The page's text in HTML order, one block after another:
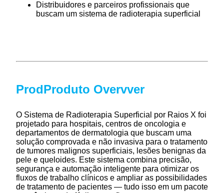
Distribuidores e parceiros profissionais que
buscam um sistema de radioterapia superficial
ProdProduto Overvver
O Sistema de Radioterapia Superficial por Raios X foi
projetado para hospitais, centros de oncologia e
departamentos de dermatologia que buscam uma
solução comprovada e não invasiva para o tratamento
de tumores malignos superficiais, lesões benignas da
pele e queloides. Este sistema combina precisão,
segurança e automação inteligente para otimizar os
fluxos de trabalho clínicos e ampliar as possibilidades
de tratamento de pacientes — tudo isso em um pacote